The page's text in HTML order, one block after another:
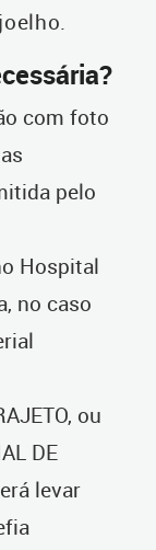
com foto
pelo
Hospital
no caso
ou
DE
levar